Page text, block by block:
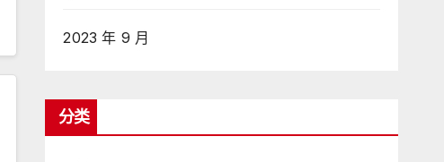
2023 年 9 月
分类